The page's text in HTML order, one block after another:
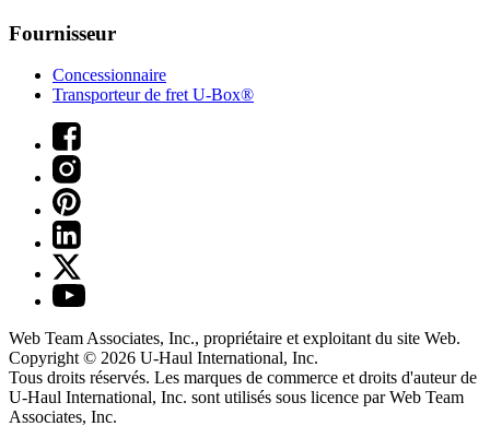
Fournisseur
Concessionnaire
Transporteur de fret U-Box®
Web Team Associates, Inc., propriétaire et exploitant du site Web.
Copyright © 2026 U-Haul International, Inc.
Tous droits réservés. Les marques de commerce et droits d'auteur de
U-Haul International, Inc. sont utilisés sous licence par Web Team
Associates, Inc.